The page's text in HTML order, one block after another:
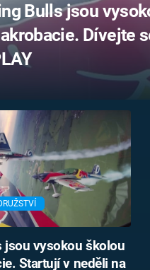
Bulls jsou
Dívejte
jsou vysokou školou
Startují v neděli na